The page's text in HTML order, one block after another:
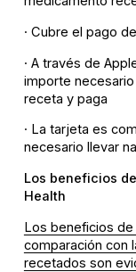
· Cubre el pago
· A través de
importe
receta y paga
· La tarjeta es
necesario llevar
Los beneficios
Health
Los beneficios
comparación con
recetados son